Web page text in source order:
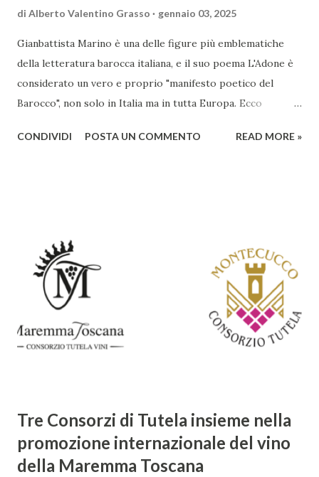
di Alberto Valentino Grasso gennaio 03, 2025
Gianbattista Marino è una delle figure più emblematiche
della letteratura barocca italiana, e il suo poema L'Adone è
considerato un vero e proprio "manifesto poetico del
Barocco", non solo in Italia ma in tutta Europa. Ecco
rendono un'opera fondamentale per il periodo. Marino fu
abbracciando invece i principi del Barocco: l'arte come
meraviglia, l'ostentazione della tecnica e la ricerca del
sorprendente. Marino visse in un'epoca di grandi
cambiamenti culturali e sociali, e la sua opera riflette questa
complessità. L'Adone è un poema epico-mitologico in 20
canti, composto da oltre 40.000 versi. Narra la storia
CONDIVIDI POSTA UN COMMENTO READ MORE »
Tre Consorzi di Tutela insieme nella
promozione internazionale del vino
della Maremma Toscana